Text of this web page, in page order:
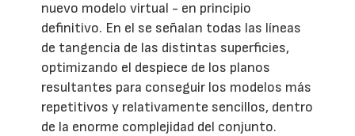
nuevo modelo virtual - en principio
definitivo. En el se señalan todas las líneas
de tangencia de las distintas superficies,
optimizando el despiece de los planos
resultantes para conseguir los modelos más
repetitivos y relativamente sencillos, dentro
de la enorme complejidad del conjunto.